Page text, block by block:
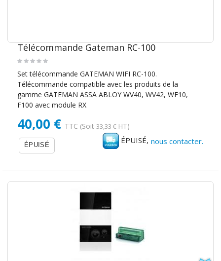
Télécommande Gateman RC-100
Set télécommande GATEMAN WIFI RC-100.
Télécommande compatible avec les produits de la
gamme GATEMAN ASSA ABLOY WV40, WV42, WF10,
F100 avec module RX
40,00 € TTC (Soit 33,33 € HT)
ÉPUISÉ, nous contacter.
ÉPUISÉ